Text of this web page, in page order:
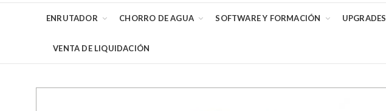
ENRUTADOR CHORRO DE AGUA SOFTWARE Y FORMACIÓN UPGRADES
VENTA DE LIQUIDACIÓN